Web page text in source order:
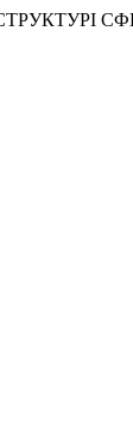
СТРУКТУРІ